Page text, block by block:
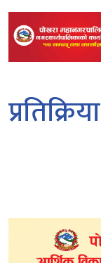
प्रतिक्रिया